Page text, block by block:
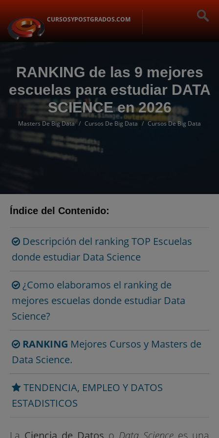
CURSOSYPOSTGRADOS.COM
RANKING de las 9 mejores
escuelas para estudiar DATA
SCIENCE en 2026
Masters De Big Data| Cursos De Big Data Cursos De Big Data
Índice del Contenido:
Descripción del ranking TOP Escuelas
donde estudiar Data Science
¿Como elaboramos el ranking de
mejores escuelas donde estudiar Data
Science?
RANKING Mejores Cursos y Masters de
Data Science.
TENDENCIA, EMPLEO Y DATOS
ESTADISTICOS
La Ciencia de Datos o Data Science es una